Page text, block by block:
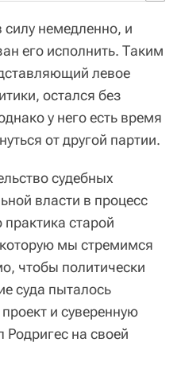
силу немедленно, и
его исполнить. Таким
левое
остался без
у него есть время
от другой партии.
судебных
власти в процесс
старой
мы стремимся
чтобы политически
суда пыталось
и суверенную
на своей